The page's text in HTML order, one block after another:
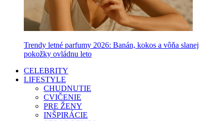
Trendy letné parfumy 2026: Banán, kokos a vôňa slanej
pokožky ovládnu leto
CELEBRITY
LIFESTYLE
CHUDNUTIE
CVIČENIE
PRE ŽENY
INŠPIRÁCIE